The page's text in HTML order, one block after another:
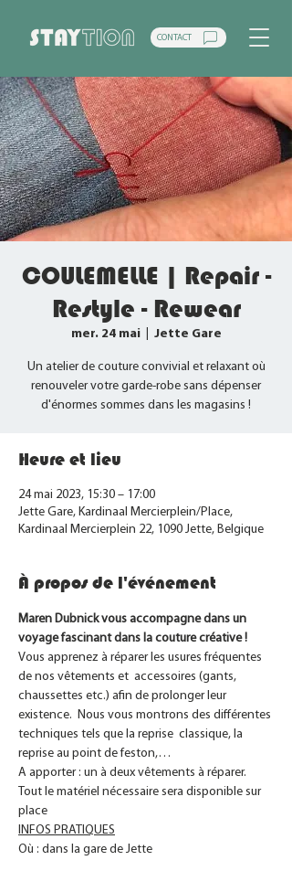
CONTACT
COULEMELLE | Repair -
Restyle - Rewear
mer. 24 mai
  |
Jette Gare
Un atelier de couture convivial et relaxant où
renouveler votre garde-robe sans dépenser
d'énormes sommes dans les magasins !
Heure et lieu
24 mai 2023, 15:30 – 17:00
Jette Gare, Kardinaal Mercierplein/Place,
Kardinaal Mercierplein 22, 1090 Jette, Belgique
À propos de l'événement
Maren Dubnick vous accompagne dans un
voyage fascinant dans la couture créative !
Vous apprenez à réparer les usures fréquentes
de nos vêtements et  accessoires (gants,
chaussettes etc.) afin de prolonger leur
existence.  Nous vous montrons des différentes
techniques tels que la reprise  classique, la
reprise au point de feston,…
A apporter : un à deux vêtements à réparer.
Tout le matériel nécessaire sera disponible sur
place
INFOS PRATIQUES
Où : dans la gare de Jette